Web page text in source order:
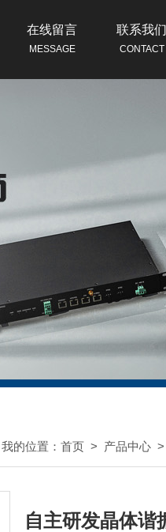
在线留言
MESSAGE
联系我们
CONTACT
我的位置： 首页 > 产品中心 >
自主研发晶体谐